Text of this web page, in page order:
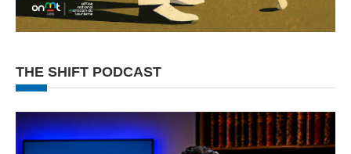
THE SHIFT PODCAST